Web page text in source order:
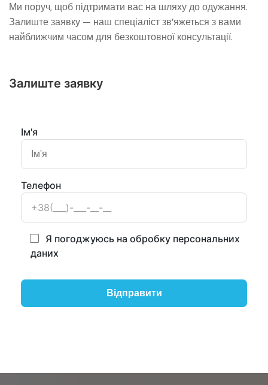
Ми поруч, щоб підтримати вас на шляху до одужання.
Залиште заявку — наш спеціаліст зв’яжеться з вами
найближчим часом для безкоштовної консультації.
Залиште заявку
Ім'я
Телефон
Я погоджуюсь на обробку персональних
даних